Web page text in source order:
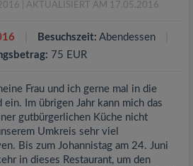
| AKTUALISIERT AM 17.05.2016
Besuchszeit: Abendessen
75 EUR
Frau und ich gerne mal in die
Im übrigen Jahr kann mich das
gutbürgerlichen Küche nicht
Umkreis sehr viel
Bis zum Johannistag am 24. Juni
in dieses Restaurant, um den